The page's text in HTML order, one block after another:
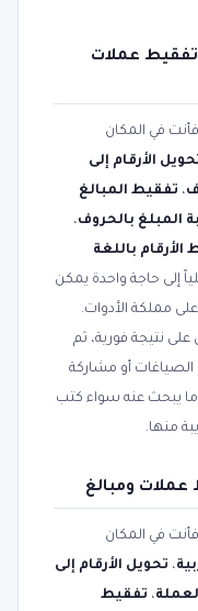
تفقيط عملات
في المكان
الأرقام إلى
، تفقيط المبالغ
المبلغ بالحروف،
الأرقام باللغة
إلى حاجة واحدة يمكن
على مملكة الأدوات.
نتيجة فورية، ثم
الصياغات أو مشاركة
ما يبحث عنه سواء كتب
منها.
عملات ومبالغ
في المكان
، تحويل الأرقام إلى
، تفقيط